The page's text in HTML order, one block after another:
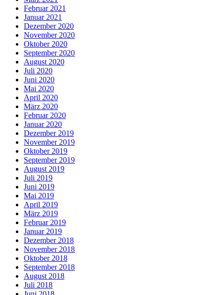
Februar 2021
Januar 2021
Dezember 2020
November 2020
Oktober 2020
September 2020
August 2020
Juli 2020
Juni 2020
Mai 2020
April 2020
März 2020
Februar 2020
Januar 2020
Dezember 2019
November 2019
Oktober 2019
September 2019
August 2019
Juli 2019
Juni 2019
Mai 2019
April 2019
März 2019
Februar 2019
Januar 2019
Dezember 2018
November 2018
Oktober 2018
September 2018
August 2018
Juli 2018